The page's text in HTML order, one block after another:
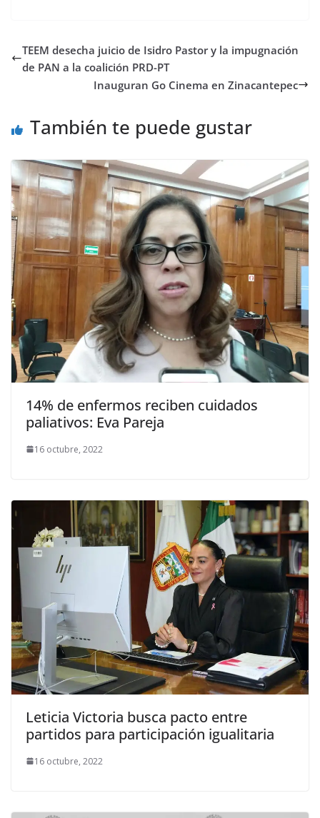
TEEM desecha juicio de Isidro Pastor y la impugnación
de PAN a la coalición PRD-PT
Inauguran Go Cinema en Zinacantepec
También te puede gustar
14% de enfermos reciben cuidados
paliativos: Eva Pareja
16 octubre, 2022
Leticia Victoria busca pacto entre
partidos para participación igualitaria
16 octubre, 2022